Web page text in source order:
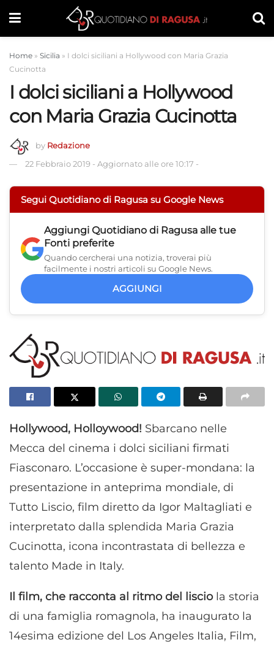
Home » Sicilia » I dolci siciliani a Hollywood con Maria Grazia
Cucinotta
I dolci siciliani a Hollywood
con Maria Grazia Cucinotta
by Redazione
22 Febbraio 2019 - Aggiornato alle ore 10:17 -
Segui Quotidiano di Ragusa su Google News
Aggiungi Quotidiano di Ragusa alle tue
Fonti preferite
Quando cercherai una notizia, troverai più
facilmente i nostri articoli su Google News.
AGGIUNGI
Hollywood, Holloywood! Sbarcano nelle
Mecca del cinema i dolci siciliani firmati
Fiasconaro. L’occasione è super-mondana: la
presentazione in anteprima mondiale, di
Tutto Liscio, film diretto da Igor Maltagliati e
interpretato dalla splendida Maria Grazia
Cucinotta, icona incontrastata di bellezza e
talento Made in Italy.
Il film, che racconta al ritmo del liscio la storia
di una famiglia romagnola, ha inaugurato la
14esima edizione del Los Angeles Italia, Film,